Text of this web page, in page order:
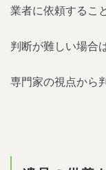
業者に依頼するこ
判断が難しい場合
専門家の視点から